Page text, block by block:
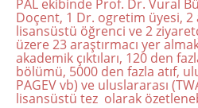
PAL ekibinde Prof. Dr. Vural
Doçent, 1 Dr. ogretim üyesi, 2
lisansüstü öğrenci ve 2
üzere 23 araştırmacı yer
akademik çıktıları, 120 den
bölümü, 5000 den fazla atıf,
PAGEV vb) ve uluslararası
lisansüstü tez olarak